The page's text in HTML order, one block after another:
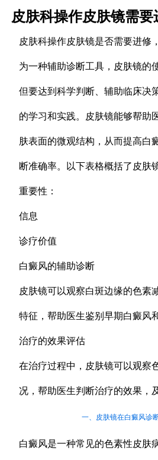
皮肤科操作皮肤镜需要
皮肤科操作皮肤镜是否需要进修
为一种辅助诊断工具，皮肤镜的
但要达到科学判断、辅助临床决
的学习和实践。皮肤镜能够帮助
肤表面的微观结构，从而提高白
断准确率。以下表格概括了皮肤
重要性：
信息
诊疗价值
白癜风的辅助诊断
皮肤镜可以观察白斑边缘的色素
特征，帮助医生鉴别早期白癜风
治疗的效果评估
在治疗过程中，皮肤镜可以观察
况，帮助医生判断治疗的效果，
一、皮肤镜在白癜风诊
白癜风是一种常见的色素性皮肤